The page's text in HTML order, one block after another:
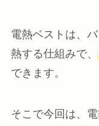
電熱ベストは、
熱する仕組みで、
できます。
そこで今回は、